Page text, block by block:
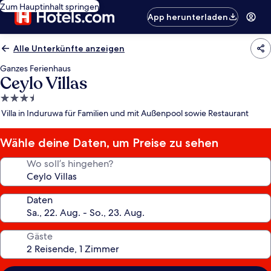
Zum Hauptinhalt springen
App herunterladen
Alle Unterkünfte anzeigen
Ganzes Ferienhaus
Ceylo Villas
3.5-
Sterne-
Villa in Induruwa für Familien und mit Außenpool sowie Restaurant
Wähle deine Daten, um Preise zu sehen
Wo soll’s hingehen?
Daten
Gäste